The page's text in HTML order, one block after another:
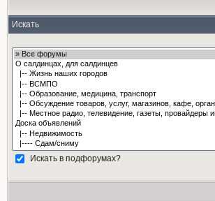
Искать
Искать в подфорумах?